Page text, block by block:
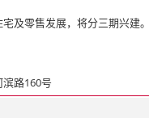
及零售发展，将分三期兴建
路160号